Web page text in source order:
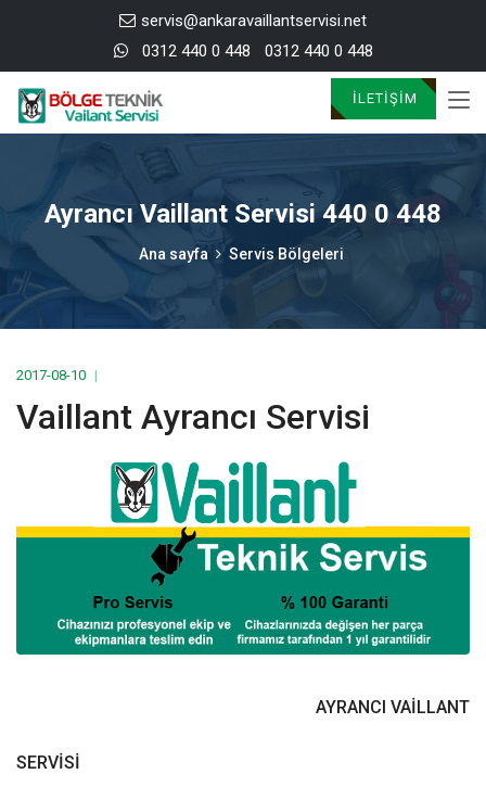
servis@ankaravaillantservisi.net
0312 440 0 448
0312 440 0 448
İLETIŞIM
Ayrancı Vaillant Servisi 440 0 448
Ana sayfa Servis Bölgeleri
2017-08-10
Vaillant Ayrancı Servisi
AYRANCI VAİLLANT
SERVİSİ